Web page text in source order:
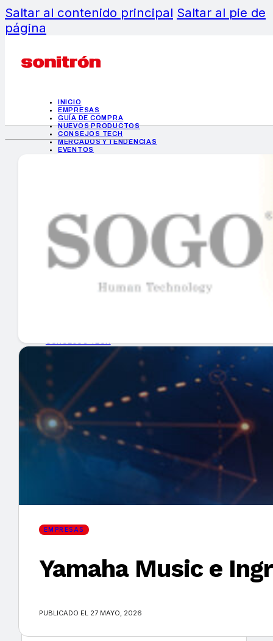
Saltar al contenido principal Saltar al pie de
página
INICIO
EMPRESAS
GUÍA DE COMPRA
NUEVOS PRODUCTOS
CONSEJOS TECH
MERCADOS Y TENDENCIAS
EVENTOS
INICIO
EMPRESAS
GUÍA DE COMPRA
MERCADOS Y TENDENCIAS
EVENTOS
HEMEROTECA
Encuentra tu noticia
EMPRESAS
Yamaha Music e
PUBLICADO EL 27 MAYO, 2026